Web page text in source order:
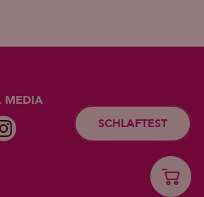
MEDIA
SCHLAFTEST